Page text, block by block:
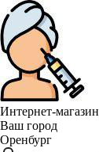
Интернет-
Ваш город
Оренбург